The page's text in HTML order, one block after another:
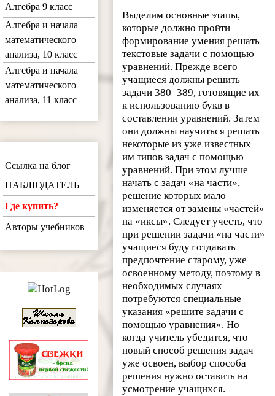
Выделим основные этапы,
которые должно пройти
формирование умения решать
текстовые задачи с помощью
уравнений. Прежде всего
учащиеся должны решить
задачи 380–389, готовящие их
к использованию букв в
составлении уравнений. Затем
они должны научиться решать
некоторые из уже известных
им типов задач с помощью
уравнений. При этом лучше
начать с задач «на части»,
решение которых мало
изменяется от замены «частей»
на «иксы». Следует учесть, что
при решении задачи «на части»
учащиеся будут отдавать
предпочтение старому, уже
освоенному методу, поэтому в
необходимых случаях
потребуются специальные
указания «решите задачи с
помощью уравнения». Но
когда учитель убедится, что
новый способ решения задач
уже освоен, выбор способа
решения нужно оставить на
усмотрение учащихся.
Алгебра 9 класс
Алгебра и начала
математического
анализа, 10 класс
Алгебра и начала
математического
анализа, 11 класс
Ссылка на блог
НАБЛЮДАТЕЛЬ
Где купить?
Авторы учебников